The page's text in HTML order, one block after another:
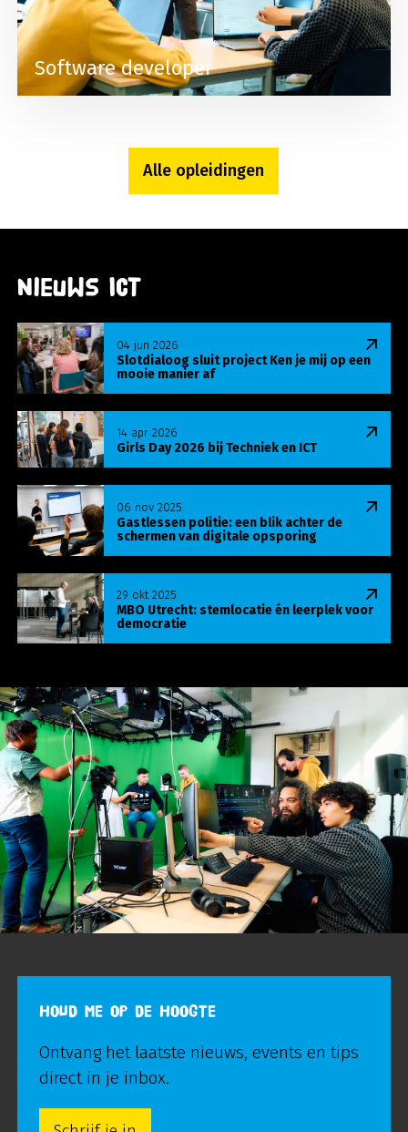
Software developer
Alle opleidingen
Nieuws ICT
Slotdialoog sluit project Ken je mij op een
mooie manier af
04 jun 2026
Lees meer over Slotdialoog sluit project Ken je
Girls Day 2026 bij Techniek en ICT
14 apr 2026
Lees meer over Girls Day 2026 bij Techniek en ICT
Gastlessen politie: een blik achter de
schermen van digitale opsporing
06 nov 2025
Lees meer over Gastlessen politie: een blik
MBO Utrecht: stemlocatie én leerplek voor
democratie
29 okt 2025
Lees meer over MBO Utrecht: stemlocatie én
HOUD ME OP DE HOOGTE
Ontvang het laatste nieuws, events en tips
direct in je inbox.